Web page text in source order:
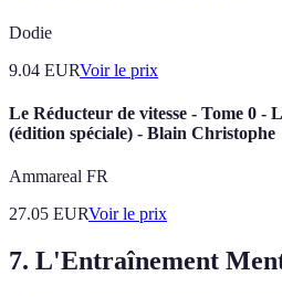
Dodie
9.04 EURVoir le prix
Le Réducteur de vitesse - Tome 0 -
(édition spéciale) - Blain Christophe
Ammareal FR
27.05 EURVoir le prix
7. L'Entraînement